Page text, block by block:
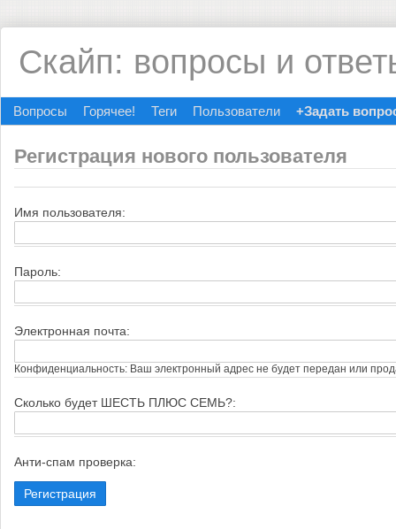
Скайп: вопросы и
Вопросы Горячее! Теги Пользователи +Задать
Регистрация нового пользователя
Имя пользователя:
Пароль:
Электронная почта:
Конфиденциальность: Ваш электронный адрес не будет передан или
Cкoлькo будeт ШECTЬ ПЛЮC CEMЬ?:
Анти-спам проверка: